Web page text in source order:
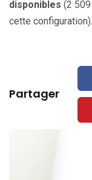
disponibles (2
cette configuration).
Partager